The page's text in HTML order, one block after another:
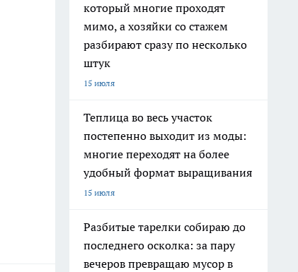
который многие проходят
мимо, а хозяйки со стажем
разбирают сразу по несколько
штук
15 июля
Теплица во весь участок
постепенно выходит из моды:
многие переходят на более
удобный формат выращивания
15 июля
Разбитые тарелки собираю до
последнего осколка: за пару
вечеров превращаю мусор в